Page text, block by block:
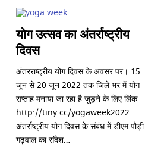
योग उत्सव का अंतर्राष्ट्रीय
दिवस
अंतरराष्ट्रीय योग दिवस के अवसर पर। 15
जून से 20 जून 2022 तक जिले भर में योग
सप्ताह मनाया जा रहा है जुड़ने के लिए लिंक-
http://tiny.cc/yogaweek2022
अंतर्राष्ट्रीय योग दिवस के संबंध में डीएम पौड़ी
गढ़वाल का संदेश…